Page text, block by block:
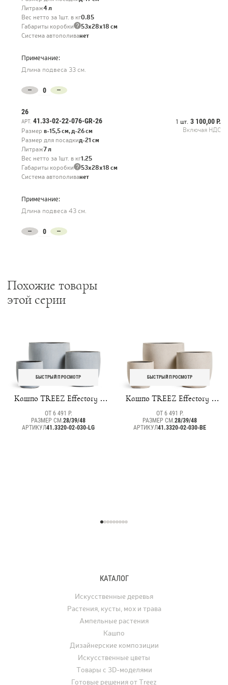
лёгкий вес и повышенная прочность делают их лучшей альтернативой
тяжелому и хрупкому настоящему бетону.
Литраж4 л
Вес нетто за 1шт. в кг0.85
Габариты коробки ? 53х28х18 см
Система автополиванет
Примечание:
Длина подвеса 33 см.
26
АРТ. 41.33-02-22-076-GR-26
Размер в-15,5 см, д-26 см
1 шт. 3 100,00 Р.
Включая НДС
Размер для посадкид-21 см
Литраж7 л
Вес нетто за 1шт. в кг1.25
Габариты коробки ? 53х28х18 см
Система автополиванет
Примечание:
Длина подвеса 43 см.
Похожие товары
этой серии
БЫСТРЫЙ ПРОСМОТР
Кашпо TREEZ Effectory -
Beton - Округлый конус -
Серый ледник
ОТ 6 491 Р.
РАЗМЕР СМ.28/39/48
АРТИКУЛ41.3320-02-030-LG
БЫСТРЫЙ ПРОСМОТР
Кашпо TREEZ Effectory -
Beton - Округлый конус -
Белый песок
ОТ 6 491 Р.
РАЗМЕР СМ.28/39/48
АРТИКУЛ41.3320-02-030-BE
КАТАЛОГ
Искусственные деревья
Растения, кусты, мох и трава
Ампельные растения
Кашпо
Дизайнерские композиции
Искусственные цветы
Товары с 3D-моделями
Готовые решения от Treez